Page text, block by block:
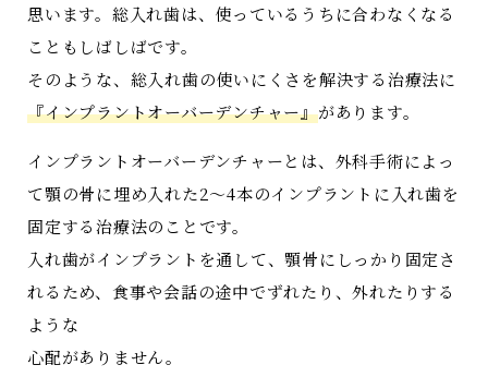
思います。総入れ歯は、使っているうちに合わなくなる
こともしばしばです。
そのような、総入れ歯の使いにくさを解決する治療法に
『インプラントオーバーデンチャー』があります。
インプラントオーバーデンチャーとは、外科手術によっ
て顎の骨に埋め入れた2～4本のインプラントに入れ歯を
固定する治療法のことです。
入れ歯がインプラントを通して、顎骨にしっかり固定さ
れるため、食事や会話の途中でずれたり、外れたりする
ような
心配がありません。